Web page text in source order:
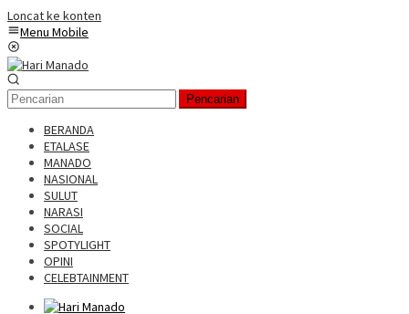
Loncat ke konten
Menu Mobile
Pencarian
BERANDA
ETALASE
MANADO
NASIONAL
SULUT
NARASI
SOCIAL
SPOTYLIGHT
OPINI
CELEBTAINMENT